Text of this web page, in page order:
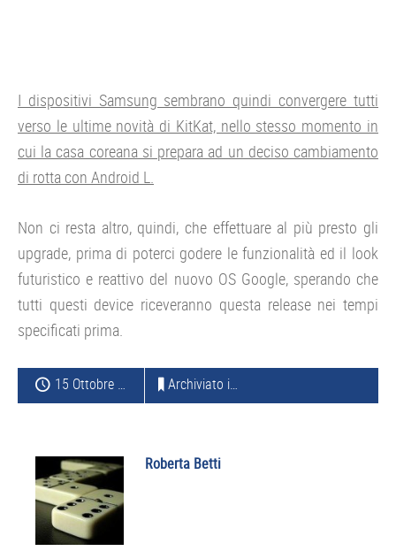
I dispositivi Samsung sembrano quindi convergere tutti
verso le ultime novità di KitKat, nello stesso momento in
cui la casa coreana si prepara ad un deciso cambiamento
di rotta con Android L.
Non ci resta altro, quindi, che effettuare al più presto gli
upgrade, prima di poterci godere le funzionalità ed il look
futuristico e reattivo del nuovo OS Google, sperando che
tutti questi device riceveranno questa release nei tempi
specificati prima.
15 Ottobre 2014 Archiviato in:
Roberta Betti